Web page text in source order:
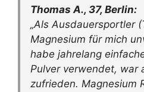
Thomas A., 37, Berlin:
„Als Ausdauersportler
Magnesium für mich
habe jahrelang
Pulver verwendet, war
zufrieden. Magnesium